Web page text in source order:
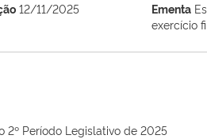
12/11/2025 Ementa
exercício
2º Período Legislativo de 2025